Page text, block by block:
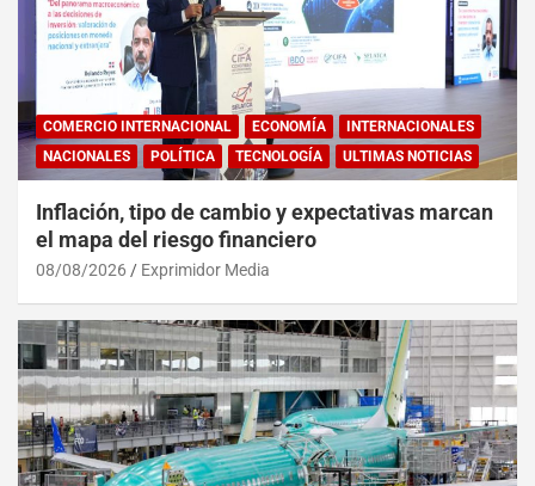
COMERCIO INTERNACIONAL ECONOMÍA
INTERNACIONALES
NACIONALES
POLÍTICA TECNOLOGÍA ULTIMAS NOTICIAS
Inflación, tipo de cambio y expectativas marcan
el mapa del riesgo financiero
08/08/2026 Exprimidor Media